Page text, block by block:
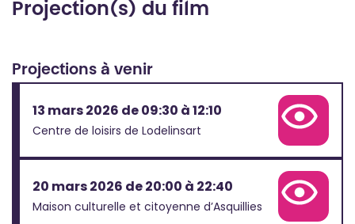
Projection(s) du film
Projections à venir
13 mars 2026 de 09:30 à 12:10
Centre de loisirs de Lodelinsart
Voir la fiche complète
20 mars 2026 de 20:00 à 22:40
Maison culturelle et citoyenne d’Asquillies
Voir la fiche complète